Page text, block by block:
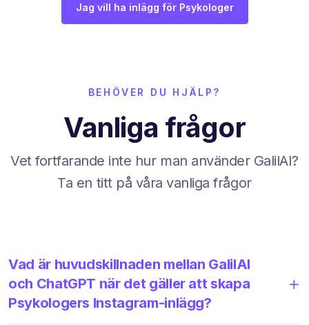
Jag vill ha inlägg för Psykologer
BEHÖVER DU HJÄLP?
Vanliga frågor
Vet fortfarande inte hur man använder GalilAI?
Ta en titt på våra vanliga frågor
Vad är huvudskillnaden mellan GalilAI
och ChatGPT när det gäller att skapa
Psykologers Instagram-inlägg?